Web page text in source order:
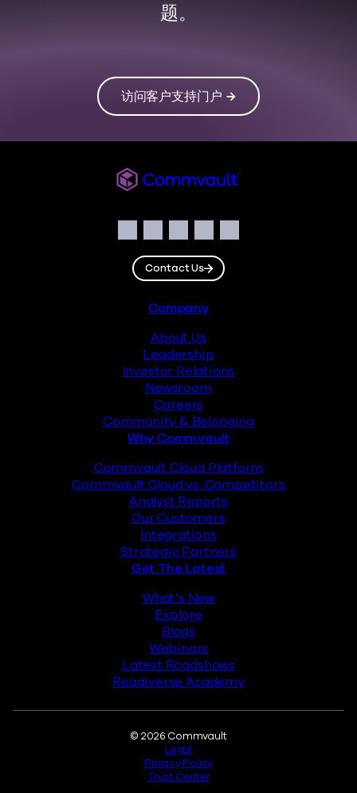
题。
访问客户支持门户
Facebook
Instagram
LinkedIn
TwitterYouTube
Contact Us
Company
About Us
Leadership
Investor Relations
Newsroom
Careers
Community & Belonging
Why Commvault
Commvault Cloud Platform
Commvault Cloud vs. Competitors
Analyst Reports
Our Customers
Integrations
Strategic Partners
Get The Latest
What’s New
Explore
Blogs
Webinars
Latest Roadshows
Readiverse Academy
© 2026 Commvault
Legal
Privacy Policy
Trust Center